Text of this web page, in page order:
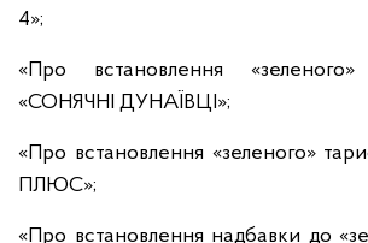
4»;
«Про встановлення
«СОНЯЧНІ ДУНАЇВЦІ»;
«Про встановлення «зеленого»
ПЛЮС»;
«Про встановлення надбавки до